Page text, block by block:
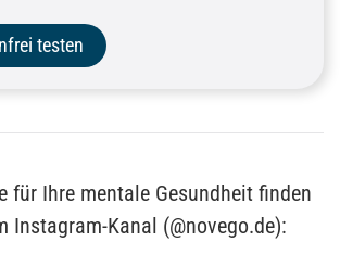
testen
für Ihre mentale Gesundheit finden
Instagram-Kanal (@novego.de):